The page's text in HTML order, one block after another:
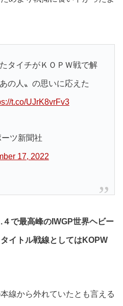
タイチがＫＯＰＷ戦で解
の人〟の思いに応えた
t.co/UJrK8vrFv3
ツ新聞社
17, 2022
で最高峰のIWGP世界ヘビー
イトル戦線としてはKOPW
線から外れていたとも言える